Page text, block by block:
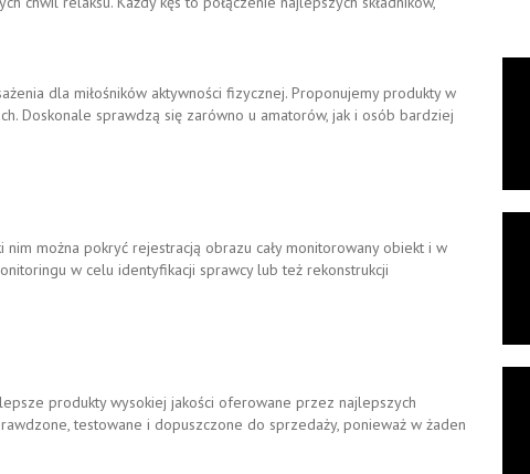
dla miłośników aktywności fizycznej. Proponujemy produkty w
Doskonale sprawdzą się zarówno u amatorów, jak i osób bardziej
można pokryć rejestracją obrazu cały monitorowany obiekt i w
w celu identyfikacji sprawcy lub też rekonstrukcji
produkty wysokiej jakości oferowane przez najlepszych
testowane i dopuszczone do sprzedaży, ponieważ w żaden